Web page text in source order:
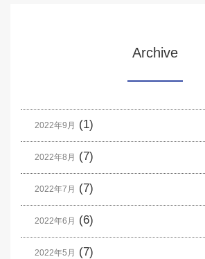
Archive
2022年9月 (1)
2022年8月 (7)
2022年7月 (7)
2022年6月 (6)
2022年5月 (7)